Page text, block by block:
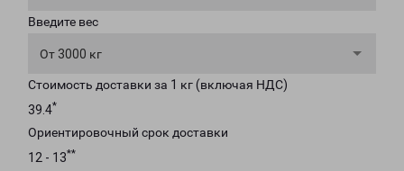
Введите вес
От 3000 кг
Стоимость доставки за 1 кг (включая НДС)
39.4*
Ориентировочный срок доставки
12 - 13**